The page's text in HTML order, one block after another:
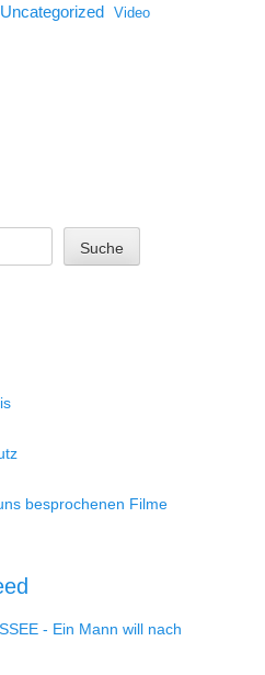
Uncategorized Video
Suche
besprochenen Filme
- Ein Mann will nach